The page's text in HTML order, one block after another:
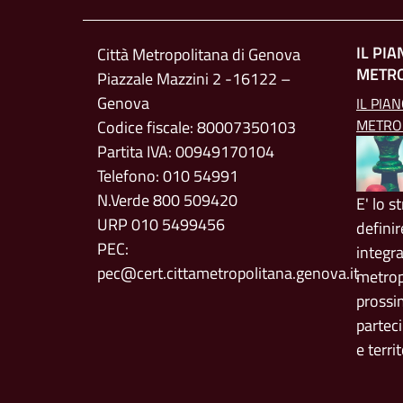
Città Metropolitana di Genova
Piazzale Mazzini 2 -16122 –
Genova
Codice fiscale: 80007350103
Partita IVA: 00949170104
Telefono: 010 54991
N.Verde 800 509420
URP 010 5499456
PEC:
pec@cert.cittametropolitana.genova.it
IL
IL
E' lo
e